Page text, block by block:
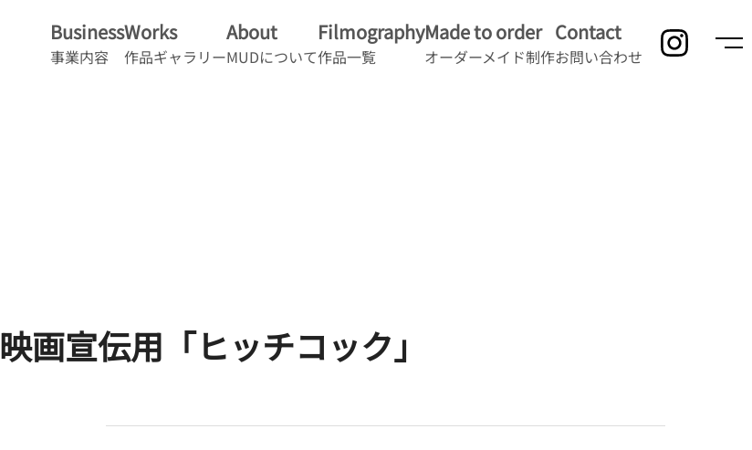
Business
事業内容
Works
作品ギャラリー
About
MUDについて
Filmography
作品一覧
Made to order
オーダーメイド制作
Contact
お問い合わせ
映画宣伝用「ヒッチコック」